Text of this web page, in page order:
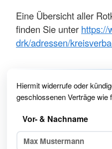
Eine Übersicht aller
finden Sie unter https://
drk/adressen/
Hiermit widerrufe oder
geschlossenen Verträge wie
Vor- & Nachname